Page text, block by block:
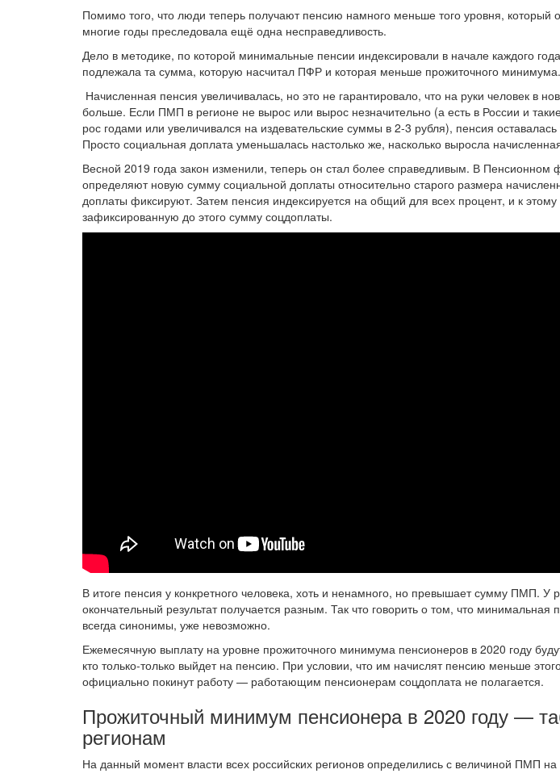
Помимо того, что люди теперь получают пенсию намного меньше того уровня, который
многие годы преследовала ещё одна несправедливость.
Дело в методике, по которой минимальные пенсии индексировали в начале каждого
подлежала та сумма, которую насчитал ПФР и которая меньше прожиточного минимума.
Начисленная пенсия увеличивалась, но это не гарантировало, что на руки человек в
больше. Если ПМП в регионе не вырос или вырос незначительно (а есть в России и
рос годами или увеличивался на издевательские суммы в 2-3 рубля), пенсия
Просто социальная доплата уменьшалась настолько же, насколько выросла
Весной 2019 года закон изменили, теперь он стал более справедливым. В Пенсионном
определяют новую сумму социальной доплаты относительно старого размера
доплаты фиксируют. Затем пенсия индексируется на общий для всех процент, и к
зафиксированную до этого сумму соцдоплаты.
В итоге пенсия у конкретного человека, хоть и ненамного, но превышает сумму ПМП. У
окончательный результат получается разным. Так что говорить о том, что
всегда синонимы, уже невозможно.
Ежемесячную выплату на уровне прожиточного минимума пенсионеров в 2020 году
кто только-только выйдет на пенсию. При условии, что им начислят пенсию меньше
официально покинут работу — работающим пенсионерам соцдоплата не полагается.
Прожиточный минимум пенсионера в 2020 году —
регионам
На данный момент власти всех российских регионов определились с величиной ПМП на